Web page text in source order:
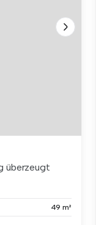
überzeugt
49 m²